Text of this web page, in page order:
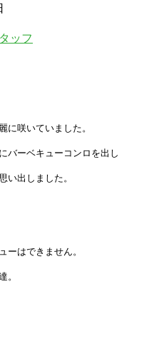
ッフ
に咲いていました。
バーベキューコンロを出し
い出しました。
ーはできません。
。